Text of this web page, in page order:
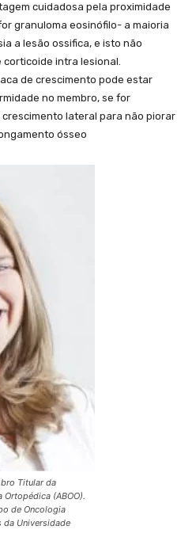
cuidadosa pela proximidade
granuloma eosinófilo- a maioria
a lesão ossifica, e isto não
intra lesional.
de crescimento pode estar
no membro, se for
lateral para não piorar
ósseo
Titular da
(ABOO).
de Oncologia
Universidade